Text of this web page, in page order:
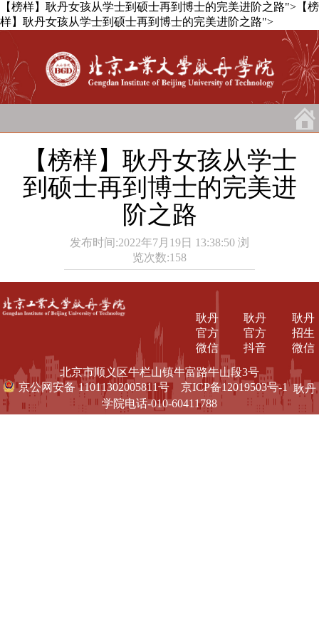
【榜样】耿丹女孩从学士到硕士再到博士的完美进阶之路"> 【榜
样】耿丹女孩从学士到硕士再到博士的完美进阶之路">
【榜样】耿丹女孩从学士
到硕士再到博士的完美进
阶之路
发布时间:2022年7月19日 13:38:50 浏
览次数:158
耿丹
招生
微信
耿丹
官方
抖音
耿丹
官方
微信
北京市顺义区牛栏山镇牛富路牛山段3号
京公网安备 11011302005811号
京ICP备12019503号-1耿丹
学院电话-010-60411788